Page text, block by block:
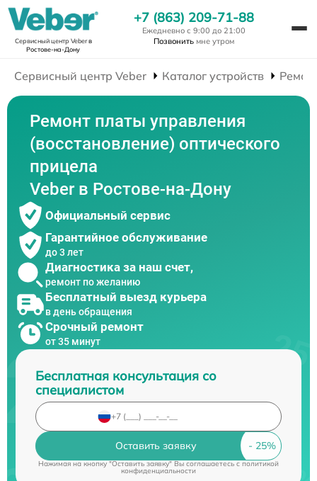
Сервисный центр Veberв
Ростове-на-Дону
+7 (863) 209-71-88
Ежедневно с 9:00 до 21:00
Позвонить мне утром
Сервисный центр Veber Каталог устройств
Ремонт платы управления
(восстановление) оптического
прицела
Veber в Ростове-на-Дону
Официальный сервис
Гарантийное обслуживание
до 3 лет
Диагностика за наш счет,
ремонт по желанию
Бесплатный выезд курьера
в день обращения
Срочный ремонт
от 35 минут
Бесплатная консультация со
специалистом
Оставить заявку
Нажимая на кнопку "Оставить заявку" Вы соглашаетесь cполитикой
конфиденциальности